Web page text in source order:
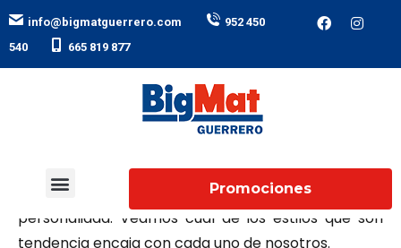
info@bigmatguerrero.com
952 450
540
665 819 877
Promociones
estilos de decoración que son tendencia para este
año, siempre siendo fiel a nuestro gusto y
personalidad. Veamos cuál de los estilos que son
tendencia encaja con cada uno de nosotros.